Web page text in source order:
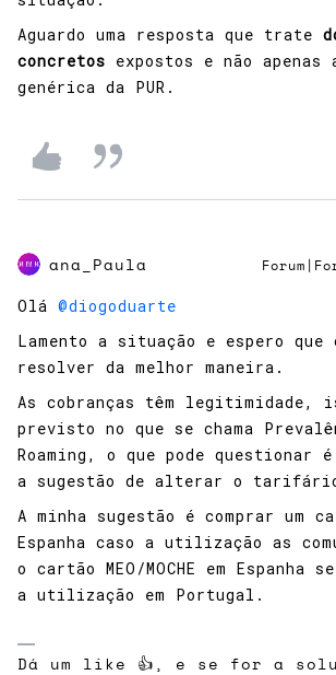
Aguardo uma resposta que trate
concretos expostos e não apenas
genérica da PUR.
ana_Paula
Olá ​ @diogoduarte
Lamento a situação e espero que
resolver da melhor maneira.
As cobranças têm legitimidade,
previsto no que se chama
Roaming, o que pode questionar
a sugestão de alterar o
A minha sugestão é comprar um
Espanha caso a utilização as
o cartão MEO/MOCHE em Espanha
a utilização em Portugal.
Dá um like 👍, e se for a